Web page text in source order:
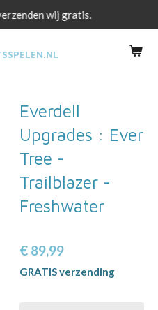
wij gratis.
Everdell
Upgrades : Ever
Tree -
Trailblazer -
Freshwater
€ 89,99
GRATIS verzending